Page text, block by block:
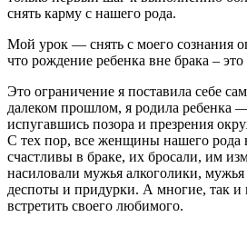
снять карму с нашего рода.
Мой урок — снять с моего сознания
что рождение ребенка вне брака –
Это ограничение я поставила себе
далеком прошлом, я родила ребенка
испугавшись позора и презрения
С тех пор, все женщины нашего рода
счастливы в браке, их бросали, им
насиловали мужья алкоголики,
деспоты и придурки. А многие, так
встретить своего любимого.